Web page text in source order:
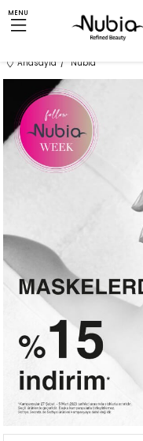
MENU
Anasayfa Nubia